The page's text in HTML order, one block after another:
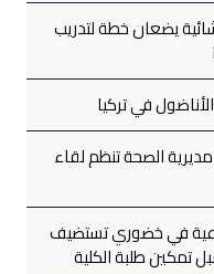
يضعان خطة لتدريب
في تركيا
الصحة تنظم لقاء
في خضوري تستضيف
تمكين طلبة الكلية